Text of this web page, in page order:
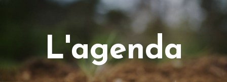
L'agenda